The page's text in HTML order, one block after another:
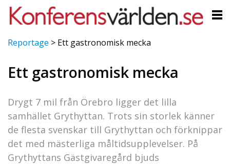
Reportage > Ett gastronomisk mecka
Ett gastronomisk mecka
Drygt 7 mil från Örebro ligger det lilla
samhället Grythyttan. Trots sin storlek känner
de flesta svenskar till Grythyttan och förknippar
det med mästerliga måltidsupplevelser. På
Grythyttans Gästgivaregård bjuds